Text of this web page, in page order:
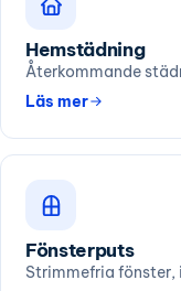
Hemstädning
Återkommande
Läs mer
Fönsterputs
Strimmefria